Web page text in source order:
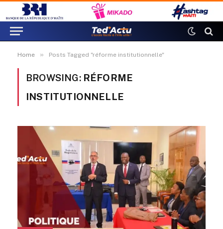
Home » Posts Tagged "réforme institutionnelle"
BROWSING: RÉFORME
INSTITUTIONNELLE